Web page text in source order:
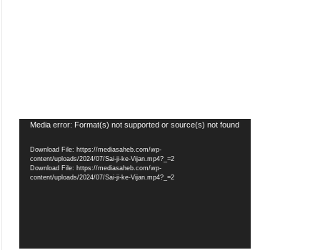
Video
Media error: Format(s) not supported or source(s) not found
Download File: https://mediasaheb.com/wp-
content/uploads/2024/07/Sai-ji-ke-Vijan.mp4?_=2
Download File: https://mediasaheb.com/wp-
content/uploads/2024/07/Sai-ji-ke-Vijan.mp4?_=2